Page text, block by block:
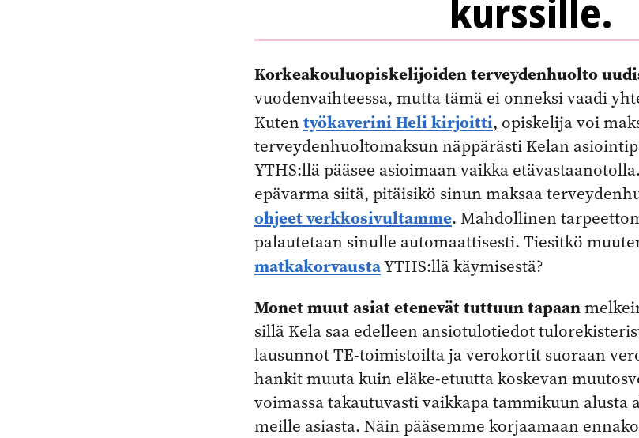
kurssille.
Korkeakouluopiskelijoiden terveydenhuolto
vuodenvaihteessa, mutta tämä ei onneksi vaadi
Kuten työkaverini Heli kirjoitti, opiskelija voi
terveydenhuoltomaksun näppärästi Kelan
YTHS:llä pääsee asioimaan vaikka
epävarma siitä, pitäisikö sinun maksaa
ohjeet verkkosivultamme. Mahdollinen
palautetaan sinulle automaattisesti. Tiesitkö
matkakorvaustaYTHS:llä käymisestä?
Monet muut asiat etenevät tuttuun tapaan
sillä Kela saa edelleen ansiotulotiedot
lausunnot TE-toimistoilta ja verokortit suoraan
hankit muuta kuin eläke-etuutta koskevan
voimassa takautuvasti vaikkapa tammikuun alusta
meille asiasta. Näin pääsemme korjaamaan